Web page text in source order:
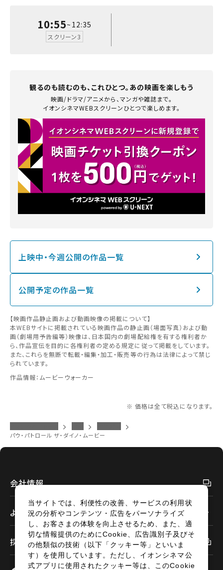
映いたします。赤ちゃんが泣き出してしまったり、お子さまが声を
出してパウパトたちを応援するのも大歓迎の上映回でございま
10:55~12:35
スクリーン3
観るのも読むのも、これひとつ。あの映画を楽しもう
映画/ドラマ/アニメから、マンガや雑誌まで。
イオンシネマWEBスクリーンひとつで楽しめます。
上映中・今週公開の作品一覧
公開予定の作品一覧
【映画作品静止画および動画映像の掲載について】
本WEBサイトに掲載されている映画作品の静止画（場面写真）および動
画（劇場用予告編等）映像は、日本国内の劇場配給権を有する権利者か
ら、作品宣伝を目的に各権利者の定める規定に従って掲載をしています。
また、これらを無断で転載・編集・加工・販売等の行為は法律によって禁じ
られています。
作品情報：ムービーウォーカー
※ 価格は全て税込になります。
パウ・パトロール ザ・ダイノ・ムービー
会社情報
よくあるご質問
採用情報
当サイトでは、利便性の改善、サービスの利用状
況の分析やコンテンツ・広告をパーソナライズ
し、お客さまの体験を向上させるため、また、適
切な情報提供のためにCookie、広告識別子及びそ
の他類似の技術（以下「クッキー等」といいま
す）を使用しています。ただし、イオンシネマ公
式アプリに使用されたクッキー等は、このCookie